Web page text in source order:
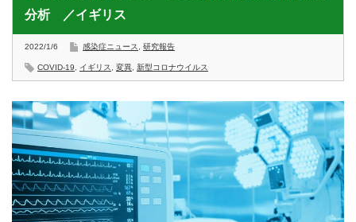
分析 ／イギリス
2022/1/6 感染症ニュース 研究報告
COVID-19 イギリス 変異 新型コロナウイルス